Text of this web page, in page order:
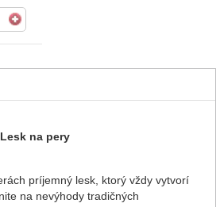
na pery
príjemný lesk, ktorý vždy vytvorí
na nevýhody tradičných